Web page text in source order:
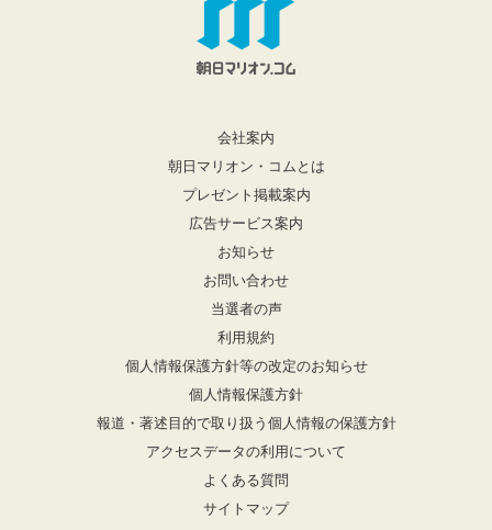
会社案内
朝日マリオン・コムとは
プレゼント掲載案内
広告サービス案内
お知らせ
お問い合わせ
当選者の声
利用規約
個人情報保護方針等の改定のお知らせ
個人情報保護方針
報道・著述目的で取り扱う個人情報の保護方針
アクセスデータの利用について
よくある質問
サイトマップ